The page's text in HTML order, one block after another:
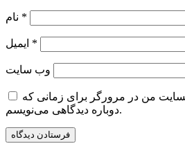
*
*
وب‌ سایت
من در مرورگر برای زمانی که
دوباره دیدگاهی می‌نویسم.